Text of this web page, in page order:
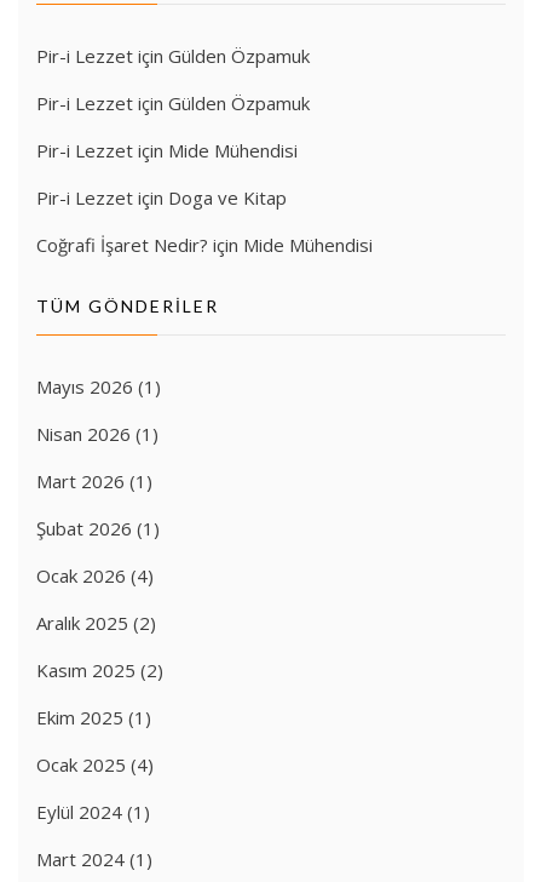
Pir-i Lezzet için Gülden Özpamuk
Pir-i Lezzet için Gülden Özpamuk
Pir-i Lezzet için Mide Mühendisi
Pir-i Lezzet için Doga ve Kitap
Coğrafi İşaret Nedir? için Mide Mühendisi
TÜM GÖNDERILER
Mayıs 2026 (1)
Nisan 2026 (1)
Mart 2026 (1)
Şubat 2026 (1)
Ocak 2026 (4)
Aralık 2025 (2)
Kasım 2025 (2)
Ekim 2025 (1)
Ocak 2025 (4)
Eylül 2024 (1)
Mart 2024 (1)